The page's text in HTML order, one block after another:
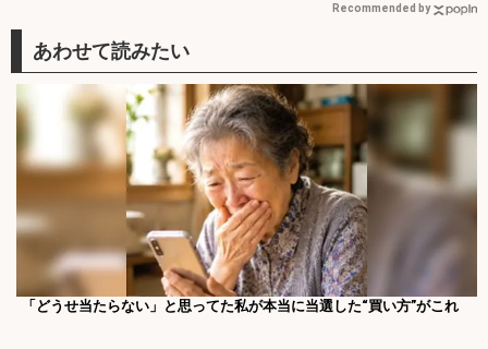
Recommended by
「どうせ当たらない」と思ってた私が本当に当選した“買い方”がこれ